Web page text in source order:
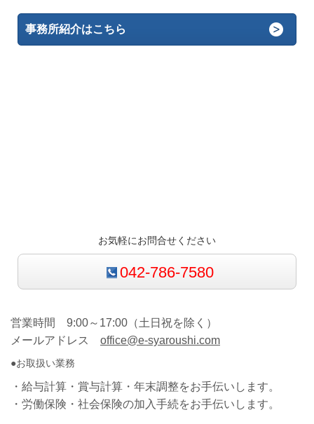
事務所紹介はこちら
お気軽にお問合せください
042-786-7580
営業時間 9:00～17:00（土日祝を除く）
メールアドレス office@e-syaroushi.com
●お取扱い業務
・給与計算・賞与計算・年末調整をお手伝いします。
・労働保険・社会保険の加入手続をお手伝いします。